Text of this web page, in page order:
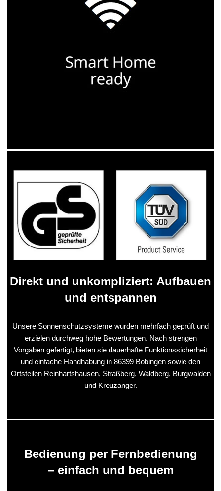
Direkt und unkompliziert: Aufbauen
und entspannen
Unsere Sonnenschutzsysteme wurden mehrfach geprüft und
erzielen durchweg hohe Bewertungen. Nach strengen
Vorgaben gefertigt, bieten sie dauerhafte Funktionssicherheit
und einfache Handhabung in 86399 Bobingen sowie den
Ortsteilen Reinhartshausen, Straßberg, Waldberg, Burgwalden
und Kreuzanger.
Bedienung per Fernbedienung
– einfach und bequem